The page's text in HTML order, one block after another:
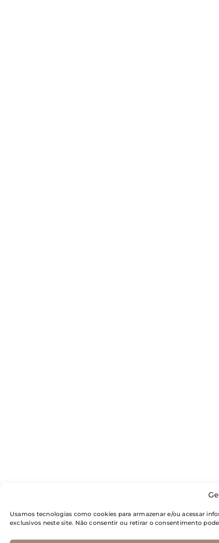
Usamos tecnologias como cookies para armazenar e/ou acessar
exclusivos neste site. Não consentir ou retirar o consentimento